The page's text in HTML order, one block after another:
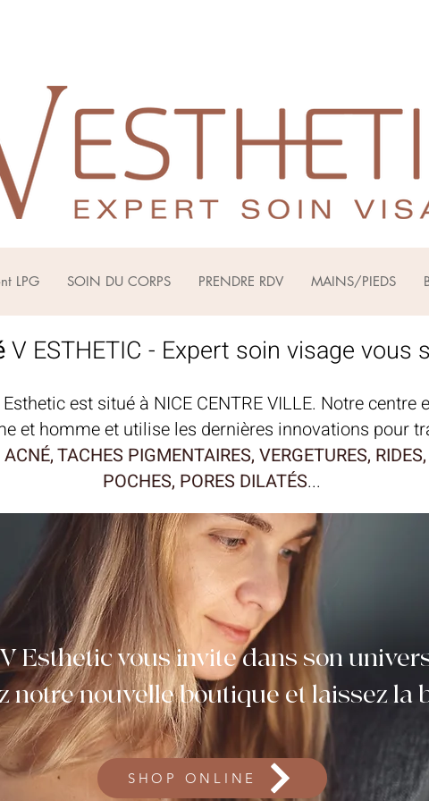
LPG SOIN DU CORPS PRENDRE RDV MAINS/PIEDS
V ESTHETIC - Expert soin visage vous
est situé à NICE CENTRE VILLE. Notre
et homme et utilise les dernières innovations pour
ACNÉ, TACHES PIGMENTAIRES, VERGETURES,
POCHES, PORES DILATÉS...
Esthetic vous invite dans son
notre nouvelle boutique et laissez la
SHOP ONLINE